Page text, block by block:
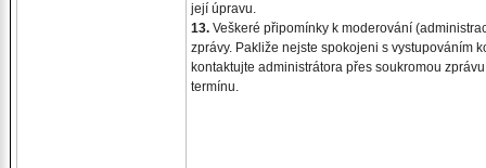
její úpravu.
13. Veškeré připomínky k moderování
zprávy. Pakliže nejste spokojeni s vystupováním
kontaktujte administrátora přes soukromou
termínu.